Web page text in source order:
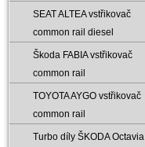
SEAT ALTEA vstřikovač
common rail diesel
Škoda FABIA vstřikovač
common rail
TOYOTA AYGO vstřikovač
common rail
Turbo díly ŠKODA Octavia